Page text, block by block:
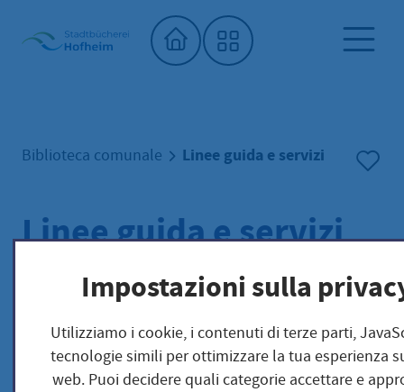
Home"
Biblioteca comunale Linee guida e servizi
Linee guida e servizi
Linee guida e servizi della
biblioteca pubblica
Impostazioni sulla
Utilizziamo i cookie, i contenuti di terze parti,
tecnologie simili per ottimizzare la tua esperienza
web. Puoi decidere quali categorie accettare e